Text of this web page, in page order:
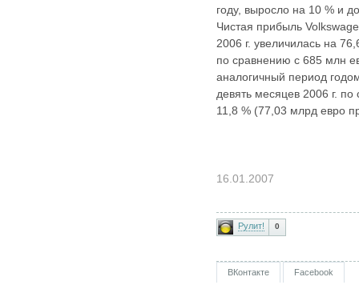
году, выросло на 10 % и
Чистая прибыль
2006 г. увеличилась на
по сравнению с 685 млн
аналогичный период
девять месяцев 2006 г.
11,8 % (77,03 млрд евро
16.01.2007
Рулит! 0
ВКонтакте Facebook